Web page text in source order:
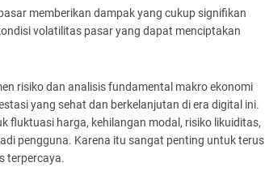
memberikan dampak yang cukup signifikan
volatilitas pasar yang dapat menciptakan
risiko dan analisis fundamental makro ekonomi
yang sehat dan berkelanjutan di era digital ini.
fluktuasi harga, kehilangan modal, risiko likuiditas,
pengguna. Karena itu sangat penting untuk terus
terpercaya.